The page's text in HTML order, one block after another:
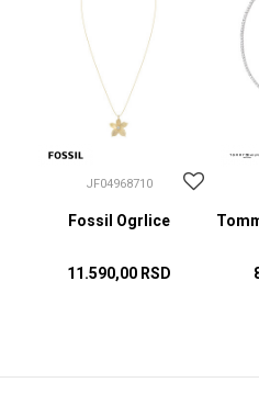
JF04968710
Fossil Ogrlice
11.590,00 RSD